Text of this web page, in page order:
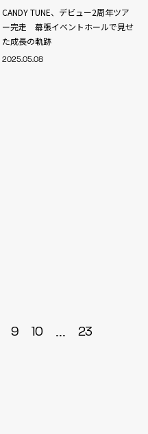
CANDY TUNE、デビュー2周年ツア
ー完走 幕張イベントホールで見せ
た成長の軌跡
2025.05.08
9 10 ... 23